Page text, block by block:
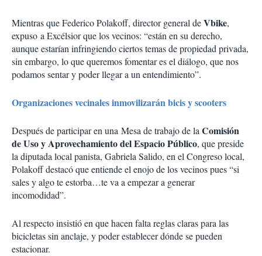
Mientras que Federico Polakoff, director general deVbike,
expuso a Excélsior que los vecinos: “están en su derecho,
aunque estarían infringiendo ciertos temas de propiedad privada,
sin embargo, lo que queremos fomentar es el diálogo, que nos
podamos sentar y poder llegar a un entendimiento”.
Organizaciones vecinales inmovilizarán bicis y scooters
Después de participar en una Mesa de trabajo de laComisión
de Uso y Aprovechamiento del Espacio Público, que preside
la diputada local panista, Gabriela Salido, en el Congreso local,
Polakoff destacó que entiende el enojo de los vecinos pues “si
sales y algo te estorba…te va a empezar a generar
incomodidad”.
Al respecto insistió en que hacen falta reglas claras para las
bicicletas sin anclaje, y poder establecer dónde se pueden
estacionar.